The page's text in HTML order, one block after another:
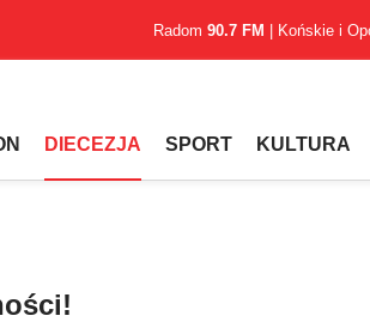
Radom 90.7 FM | Końskie i
DIECEZJA SPORT KULTURA